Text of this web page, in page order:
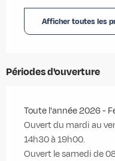
Afficher toutes les
Périodes d'ouverture
Toute l'année 2026 -
Ouvert du mardi au
14h30 à 19h00.
Ouvert le samedi de